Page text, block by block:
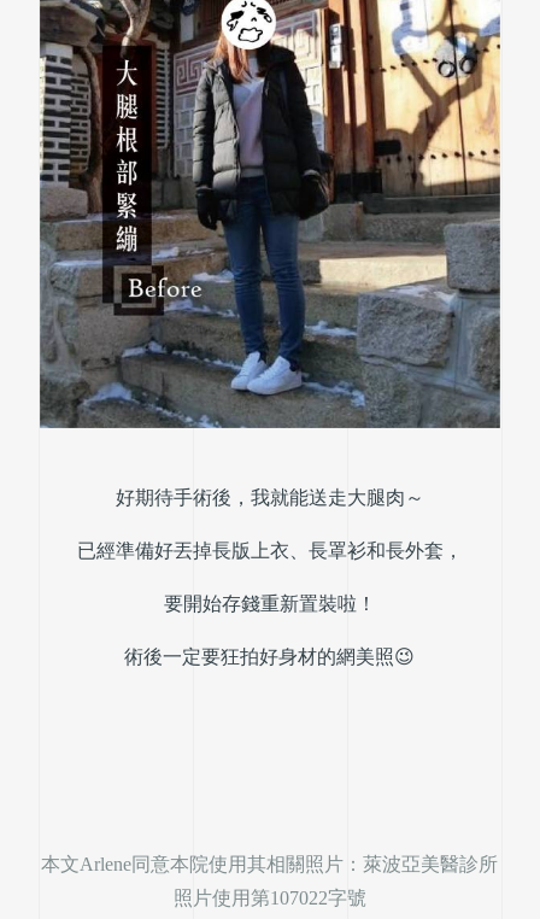
好期待手術後，我就能送走大腿肉～
已經準備好丟掉長版上衣、長罩衫和長外套，
要開始存錢重新置裝啦！
術後一定要狂拍好身材的網美照😉
本文Arlene同意本院使用其相關照片：萊波亞美醫診所
照片使用第107022字號